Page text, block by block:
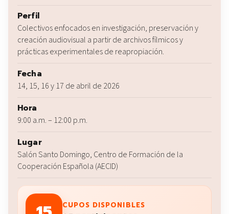
Perfil
Colectivos enfocados en investigación, preservación y
creación audiovisual a partir de archivos fílmicos y
prácticas experimentales de reapropiación.
Fecha
14, 15, 16 y 17 de abril de 2026
Hora
9:00 a.m. – 12:00 p.m.
Lugar
Salón Santo Domingo, Centro de Formación de la
Cooperación Española (AECID)
CUPOS DISPONIBLES